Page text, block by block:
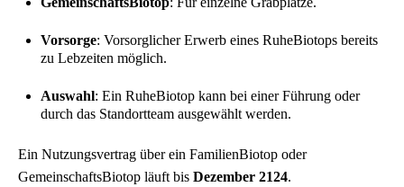
Vorsorge: Vorsorglicher Erwerb eines RuheBiotops bereits
zu Lebzeiten möglich.
Auswahl: Ein RuheBiotop kann bei einer Führung oder
durch das Standortteam ausgewählt werden.
Ein Nutzungsvertrag über ein FamilienBiotop oder
GemeinschaftsBiotop läuft bis Dezember 2124.